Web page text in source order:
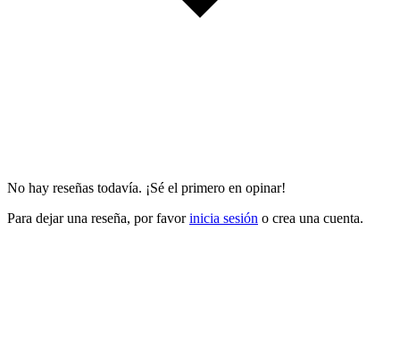
No hay reseñas todavía. ¡Sé el primero en opinar!
Para dejar una reseña, por favorinicia sesión o crea una cuenta.